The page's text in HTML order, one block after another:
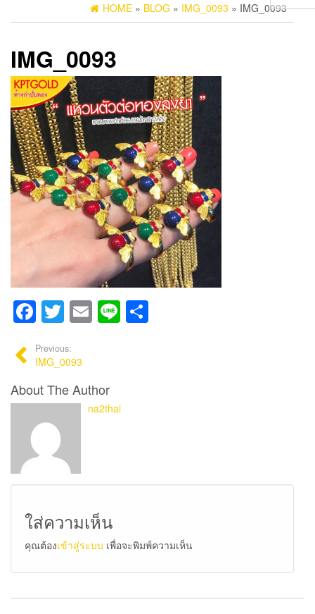
HOME » BLOG » IMG_0093 » IMG_0093
IMG_0093
Facebook
Twitter
Email
Line
Previous:
IMG_0093
About The Author
na2thai
ใส่ความเห็น
คุณต้องเข้าสู่ระบบ เพื่อจะพิมพ์ความเห็น